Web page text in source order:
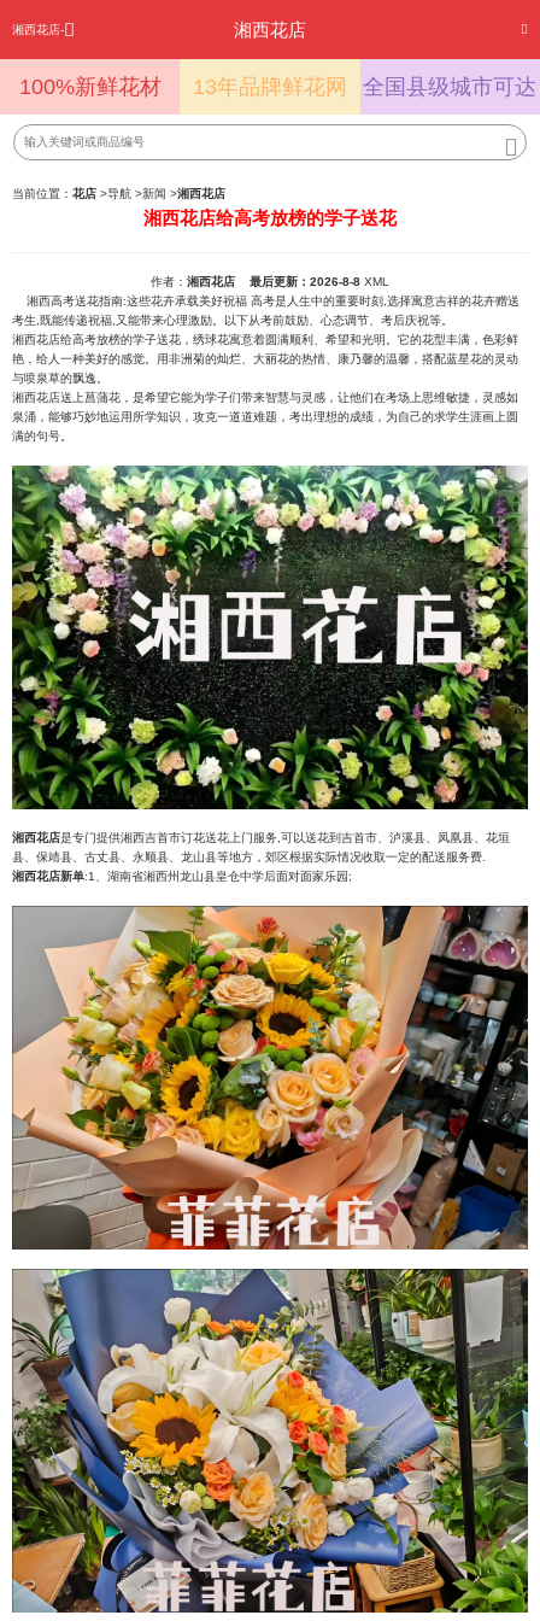
湘西花店- 湘西花店
100%新鲜花材 13年品牌鲜花网 全国县级城市可达
当前位置： 花店 >导航 >新闻 >湘西花店
湘西花店给高考放榜的学子送花
作者： 湘西花店 最后更新：2026-8-8 XML
湘西高考送花指南:这些花卉承载美好祝福 高考是人生中的重要时刻,选择寓意吉祥的花卉赠送
考生,既能传递祝福,又能带来心理激励。以下从考前鼓励、心态调节、考后庆祝等。
湘西花店给高考放榜的学子送花，绣球花寓意着圆满顺利、希望和光明。它的花型丰满，色彩鲜
艳，给人一种美好的感觉。用非洲菊的灿烂、大丽花的热情、康乃馨的温馨，搭配蓝星花的灵动
与喷泉草的飘逸。
湘西花店送上菖蒲花，是希望它能为学子们带来智慧与灵感，让他们在考场上思维敏捷，灵感如
泉涌，能够巧妙地运用所学知识，攻克一道道难题，考出理想的成绩，为自己的求学生涯画上圆
满的句号。
湘西花店是专门提供湘西吉首市订花送花上门服务,可以送花到吉首市、泸溪县、凤凰县、花垣
县、保靖县、古丈县、永顺县、龙山县等地方，郊区根据实际情况收取一定的配送服务费.
湘西花店新单:1、湖南省湘西州龙山县皇仓中学后面对面家乐园;